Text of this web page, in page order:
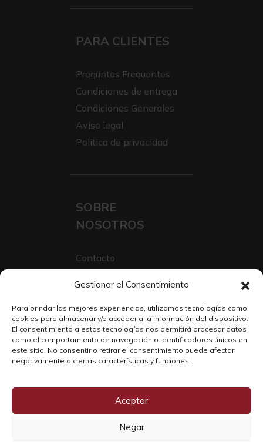
Gestionar el Consentimiento
Para brindar las mejores experiencias, utilizamos tecnologías como
cookies para almacenar y/o acceder a la información del dispositivo.
El consentimiento a estas tecnologías nos permitirá procesar datos
como el comportamiento de navegación o identificadores únicos en
este sitio. No consentir o retirar el consentimiento puede afectar
negativamente a ciertas características y funciones.
Aceptar
Negar
PARA CLIENTES
Preguntas Frequentes
Condiciones de entrega
Condiciones Generales
Aviso legal
Politica de privacidad
SOBRE
NOSOTROS
Contacto